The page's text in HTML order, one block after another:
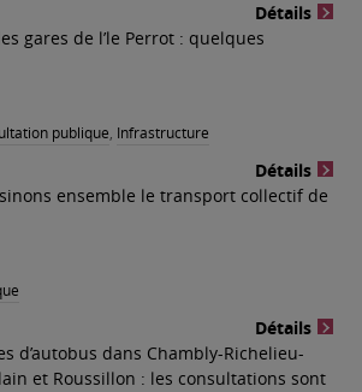
Détails
gares de l’le Perrot : quelques
publique, Infrastructure
Détails
ensemble le transport collectif de
Détails
d’autobus dans Chambly-Richelieu-
et Roussillon : les consultations sont